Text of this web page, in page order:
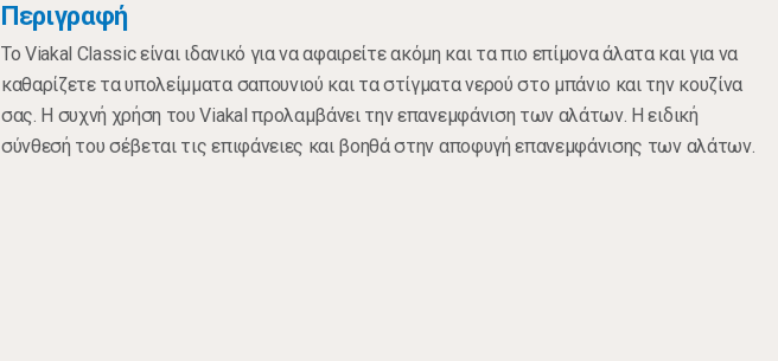
Περιγραφή
Το Viakal Classic είναι ιδανικό για να αφαιρείτε ακόμη και τα πιο επίμονα άλατα και για να
καθαρίζετε τα υπολείμματα σαπουνιού και τα στίγματα νερού στο μπάνιο και την κουζίνα
σας. Η συχνή χρήση του Viakal προλαμβάνει την επανεμφάνιση των αλάτων. Η ειδική
σύνθεσή του σέβεται τις επιφάνειες και βοηθά στην αποφυγή επανεμφάνισης των αλάτων.